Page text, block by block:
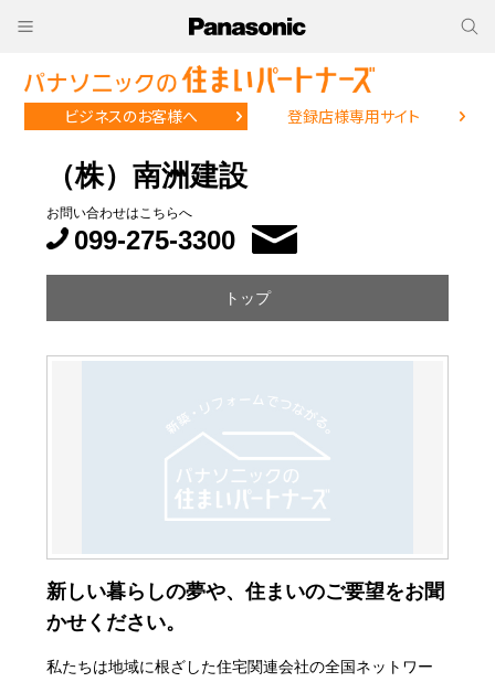
ビジネスのお客様へ 登録店様専用サイト
（株）南洲建設
お問い合わせはこちらへ
099-275-3300
トップ
新しい暮らしの夢や、住まいのご要望をお聞
かせください。
私たちは地域に根ざした住宅関連会社の全国ネットワー